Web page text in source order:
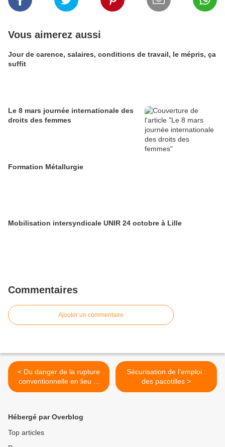
Vous aimerez aussi
Jour de carence, salaires, conditions de travail, le mépris, ça
suffit
Le 8 mars journée internationale des
droits des femmes
Formation Métallurgie
Mobilisation intersyndicale UNIR 24 octobre à Lille
Commentaires
Ajouter un commentaire
< Du danger de la rupture
conventionnelle en lieu et
place d'un licenciement
Sécurisation de l’emploi :
des pacotilles >
Hébergé par Overblog
Top articles